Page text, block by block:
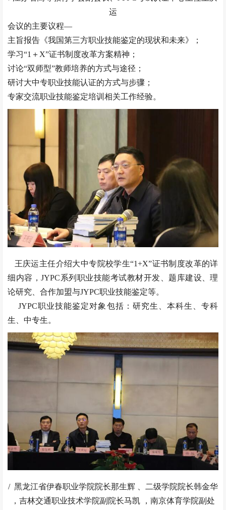
运
会议的主要议程—
主旨报告《我国第三方职业技能鉴定的现状和未来》；
学习“1＋X”证书制度改革方案精神；
讨论“双师型”教师培养的方式与途径；
研讨大中专职业技能认证的方式与步骤；
专家交流职业技能鉴定培训相关工作经验。
王庆运主任介绍大中专院校学生“1+X”证书制度改革的详
细内容，JYPC系列职业技能考试教材开发、题库建设、理
论研究、合作加盟与JYPC职业技能鉴定等。
JYPC职业技能鉴定对象包括：研究生、本科生、专科
生、中专生。
/ 黑龙江省伊春职业学院院长那生辉 、二级学院院长韩金华
，吉林交通职业技术学院副院长马凯 ，南京体育学院副处